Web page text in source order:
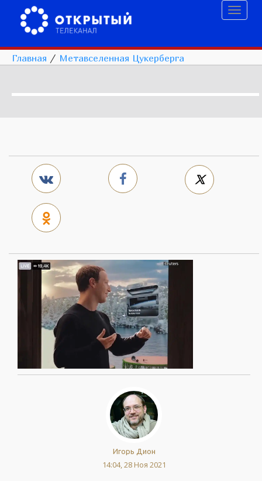
Главная / Метавселенная Цукерберга
Игорь Дион
14:04, 28 Ноя 2021